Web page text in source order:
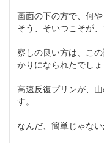
画面の下の方で、何
そう、そいつこそが
察しの良い方は、こ
かりになられたでしょ
高速反復プリンが、
す。
なんだ、簡単じゃない